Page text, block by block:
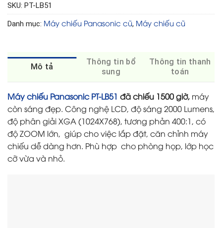
SKU: PT-LB51
Danh mục: Máy chiếu Panasonic cũ, Máy chiếu cũ
Mô tả
Thông tin bổ
sung
Thông tin thanh
toán
Máy chiếu Panasonic PT-LB51 đã chiếu 1500 giờ, máy
còn sáng đẹp. Công nghệ LCD, độ sáng 2000 Lumens,
độ phân giải XGA (1024X768), tương phản 400:1, có
độ ZOOM lớn, giúp cho việc lắp đặt, căn chỉnh máy
chiếu dễ dàng hơn. Phù hợp cho phòng họp, lớp học
cỡ vừa và nhỏ.